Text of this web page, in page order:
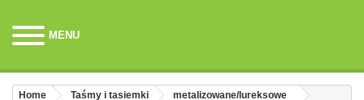
MENU
Home Taśmy i tasiemki
metalizowane/lureksowe